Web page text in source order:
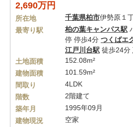
2,690万円
所在地 千葉県柏市伊勢原１
最寄り駅
柏の葉キャンパス駅
停 停歩4分 つくばエ
江戸川台駅 徒歩24分
土地面積
152.08m²
建物面積
101.59m²
間取り
4LDK
階数
2階建て
築年月
1995年09月
建物現況
空家